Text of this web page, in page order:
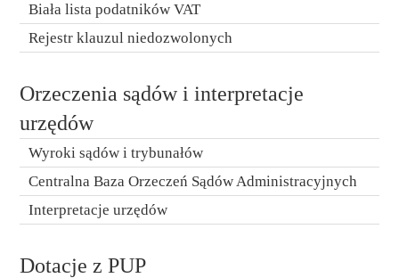
Biała lista podatników VAT
Rejestr klauzul niedozwolonych
Orzeczenia sądów i interpretacje
urzędów
Wyroki sądów i trybunałów
Centralna Baza Orzeczeń Sądów Administracyjnych
Interpretacje urzędów
Dotacje z PUP